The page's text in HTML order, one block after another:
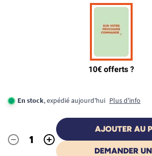
En stock, expédié aujourd'hui Plus d'info
Quantité
- +
AJOUTER AU
DEMANDER